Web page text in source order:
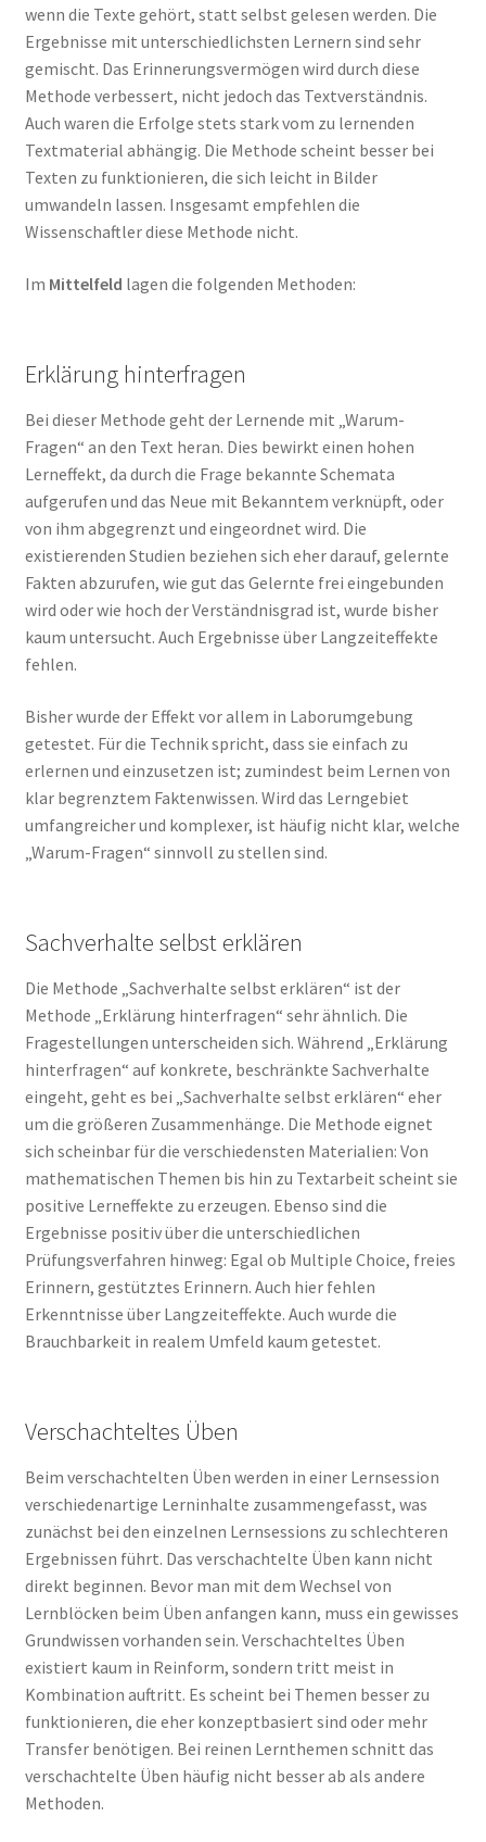
wenn die Texte gehört, statt selbst gelesen werden. Die
Ergebnisse mit unterschiedlichsten Lernern sind sehr
gemischt. Das Erinnerungsvermögen wird durch diese
Methode verbessert, nicht jedoch das Textverständnis.
Auch waren die Erfolge stets stark vom zu lernenden
Textmaterial abhängig. Die Methode scheint besser bei
Texten zu funktionieren, die sich leicht in Bilder
umwandeln lassen. Insgesamt empfehlen die
Wissenschaftler diese Methode nicht.
Im Mittelfeld lagen die folgenden Methoden:
Erklärung hinterfragen
Bei dieser Methode geht der Lernende mit „Warum-
Fragen“ an den Text heran. Dies bewirkt einen hohen
Lerneffekt, da durch die Frage bekannte Schemata
aufgerufen und das Neue mit Bekanntem verknüpft, oder
von ihm abgegrenzt und eingeordnet wird. Die
existierenden Studien beziehen sich eher darauf, gelernte
Fakten abzurufen, wie gut das Gelernte frei eingebunden
wird oder wie hoch der Verständnisgrad ist, wurde bisher
kaum untersucht. Auch Ergebnisse über Langzeiteffekte
fehlen.
Bisher wurde der Effekt vor allem in Laborumgebung
getestet. Für die Technik spricht, dass sie einfach zu
erlernen und einzusetzen ist; zumindest beim Lernen von
klar begrenztem Faktenwissen. Wird das Lerngebiet
umfangreicher und komplexer, ist häufig nicht klar, welche
„Warum-Fragen“ sinnvoll zu stellen sind.
Sachverhalte selbst erklären
Die Methode „Sachverhalte selbst erklären“ ist der
Methode „Erklärung hinterfragen“ sehr ähnlich. Die
Fragestellungen unterscheiden sich. Während „Erklärung
hinterfragen“ auf konkrete, beschränkte Sachverhalte
eingeht, geht es bei „Sachverhalte selbst erklären“ eher
um die größeren Zusammenhänge. Die Methode eignet
sich scheinbar für die verschiedensten Materialien: Von
mathematischen Themen bis hin zu Textarbeit scheint sie
positive Lerneffekte zu erzeugen. Ebenso sind die
Ergebnisse positiv über die unterschiedlichen
Prüfungsverfahren hinweg: Egal ob Multiple Choice, freies
Erinnern, gestütztes Erinnern. Auch hier fehlen
Erkenntnisse über Langzeiteffekte. Auch wurde die
Brauchbarkeit in realem Umfeld kaum getestet.
Verschachteltes Üben
Beim verschachtelten Üben werden in einer Lernsession
verschiedenartige Lerninhalte zusammengefasst, was
zunächst bei den einzelnen Lernsessions zu schlechteren
Ergebnissen führt. Das verschachtelte Üben kann nicht
direkt beginnen. Bevor man mit dem Wechsel von
Lernblöcken beim Üben anfangen kann, muss ein gewisses
Grundwissen vorhanden sein. Verschachteltes Üben
existiert kaum in Reinform, sondern tritt meist in
Kombination auftritt. Es scheint bei Themen besser zu
funktionieren, die eher konzeptbasiert sind oder mehr
Transfer benötigen. Bei reinen Lernthemen schnitt das
verschachtelte Üben häufig nicht besser ab als andere
Methoden.